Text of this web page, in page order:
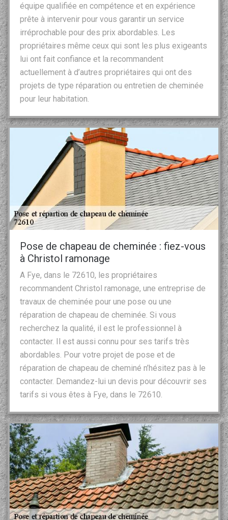
équipe qualifiée en compétence et en expérience
prête à intervenir pour vous garantir un service
irréprochable pour des prix abordables. Les
propriétaires même ceux qui sont les plus exigeants
lui ont fait confiance et la recommandent
actuellement à d’autres propriétaires qui ont des
projets de type réparation ou entretien de cheminée
pour leur habitation.
Pose de chapeau de cheminée : fiez-vous
à Christol ramonage
A Fye, dans le 72610, les propriétaires
recommandent Christol ramonage, une entreprise de
travaux de cheminée pour une pose ou une
réparation de chapeau de cheminée. Si vous
recherchez la qualité, il est le professionnel à
contacter. Il est aussi connu pour ses tarifs très
abordables. Pour votre projet de pose et de
réparation de chapeau de cheminé n’hésitez pas à le
contacter. Demandez-lui un devis pour découvrir ses
tarifs si vous êtes à Fye, dans le 72610.